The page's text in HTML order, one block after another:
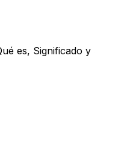
es, Significado y